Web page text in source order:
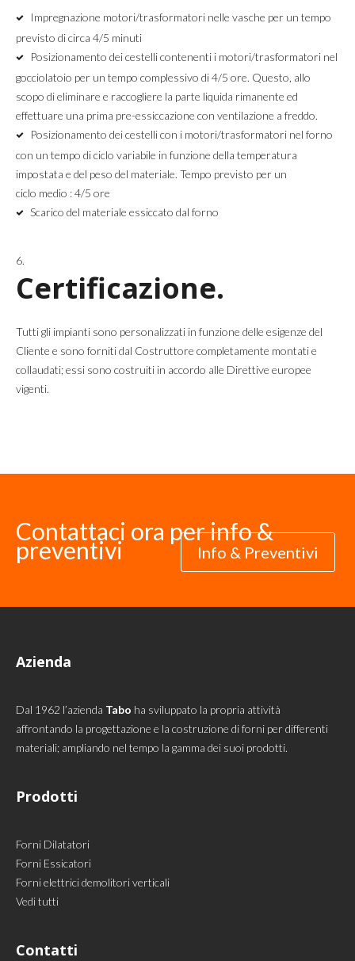
Impregnazione motori/trasformatori nelle vasche per un tempo
previsto di circa 4/5 minuti
Posizionamento dei cestelli contenenti i motori/trasformatori nel
gocciolatoio per un tempo complessivo di 4/5 ore. Questo, allo
scopo di eliminare e raccogliere la parte liquida rimanente ed
effettuare una prima pre-essiccazione con ventilazione a freddo.
Posizionamento dei cestelli con i motori/trasformatori nel forno
con un tempo di ciclo variabile in funzione della temperatura
impostata e del peso del materiale. Tempo previsto per un
ciclo medio : 4/5 ore
Scarico del materiale essiccato dal forno
Certificazione.
Tutti gli impianti sono personalizzati in funzione delle esigenze del
Cliente e sono forniti dal Costruttore completamente montati e
collaudati; essi sono costruiti in accordo alle Direttive europee
vigenti.
Contattaci ora per info &
preventivi Info & Preventivi
Azienda
Dal 1962 l’azienda Tabo ha sviluppato la propria attività
affrontando la progettazione e la costruzione di forni per differenti
materiali; ampliando nel tempo la gamma dei suoi prodotti.
Prodotti
Forni Dilatatori
Forni Essicatori
Forni elettrici demolitori verticali
Vedi tutti
Contatti